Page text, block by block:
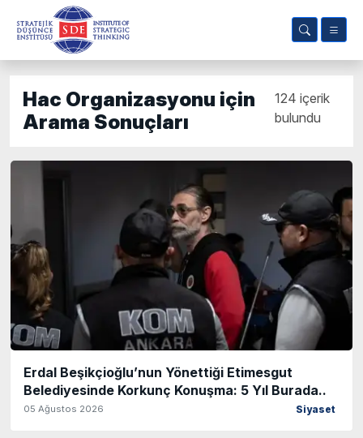
Hac Organizasyonu için
Arama Sonuçları
124 içerik
bulundu
Erdal Beşikçioğlu’nun Yönettiği Etimesgut
Belediyesinde Korkunç Konuşma: 5 Yıl Burada..
05 Ağustos 2026 Siyaset